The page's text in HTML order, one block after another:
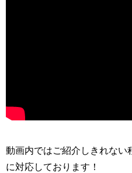
動画内ではご紹介しきれない
に対応しております！